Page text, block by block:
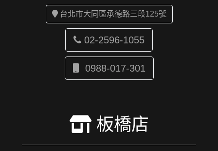
台北市大同區承德路三段125號
02-2596-1055
0988-017-301
板橋店